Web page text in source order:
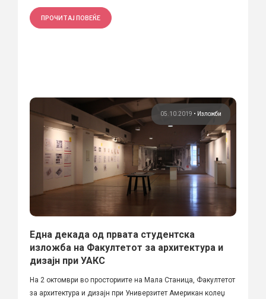
ПРОЧИТАЈ ПОВЕЌЕ
05.10.2019 • Изложби
Една декада од првата студентска
изложба на Факултетот за архитектура и
дизајн при УАКС
На 2 октомври во просториите на Мала Станица, Факултетот
за архитектура и дизајн при Универзитет Американ колеџ